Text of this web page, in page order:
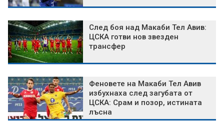
След боя над Макаби Тел Авив:
ЦСКА готви нов звезден
трансфер
Феновете на Макаби Тел Авив
избухнаха след загубата от
ЦСКА: Срам и позор, истината
лъсна